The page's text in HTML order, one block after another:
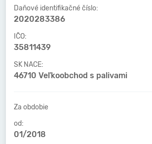
Daňové identifikačné číslo:
2020283386
IČO:
35811439
SK NACE:
46710 Veľkoobchod s palivami
Za obdobie
od:
01/2018